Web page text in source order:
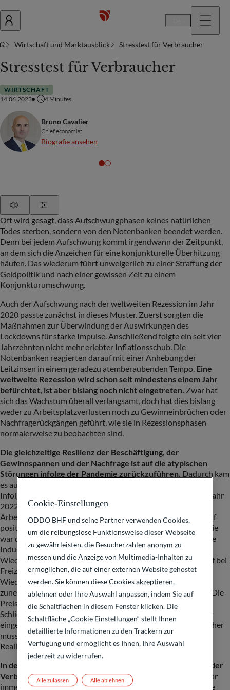
Wirtschaft und Marktausblick Stresstest für Verbraucher
Stresstest für Verbraucher
WIRTSCHAFT
14.06.2023
4 Minutes
Bruno Cavalier
Chief economist
Biografie ansehen
Oft wird gesagt, dass Aufschwungphasen keines natürlichen
Todes sterben, sondern von den Notenbanken beendet werden.
Denn bei jedem Aufschwung kommt irgendwann der Zeitpunkt,
an dem sich die Anzeichen für eine konjunkturelle Überhitzung
häufen. Das wiederum führt unweigerlich zu einer Straffung der
Geldpolitik und nach einer gewissen Zeit zu einem
Konjunkturumschwung.
Auch der Aufschwung nach der weltweiten Rezession im Jahr
2020 passte zunächst in dieses Muster. Zuerst sorgten die
Maßnahmen zur Überwindung der Auswirkungen des
Lockdowns für starke Impulse. Anschließend folgte ein seit vier
Jahrzehnten nicht mehr erlebter Inflationsschub. Die
Notenbanken reagierten darauf mit einer Anhebung der
Leitzinsen in einem geradezu atemberaubenden Tempo. Eine
weltweite Rezession wird schon seit mindestens einem Jahr
befürchtet, ist aber bislang noch nicht eingetreten. Zwar hat
sich das Wachstum überall verlangsamt, doch hat dies bislang
weder zu Arbeitsplatzverlusten noch zu Gewinneinbrüchen oder
Nachfragerückgängen geführt, wie sie in Rezessionsphasen
normalerweise zu beobachten sind.
Die gleichzeitige Resilienz der Beschäftigung, der
Gewinnspannen und der Nachfrage ist auf die atypischen
Störungen infolge der Pandemie zurückzuführen. Dadurch kam
es auf dem Arbeitsmarkt zu einem Mangel an Arbeitskräften.
Infolgedessen stellten die Unternehmen sogar noch im Frühjahr
2022, als die Erholung bereits an Schwung verlor, weiterhin
Arbeitskräfte ein. Parallel dazu mussten die Unternehmen auf
positive Nachfrageschocks reagieren. Zu Beginn der Pandemie
war die Nachfrage nach Fertigerzeugnissen hoch, wodurch die
Industrie und die Logistik unter Druck gerieten. In der
Wiederöffnungsphase herrschte dann starker Nachholbedarf bei
Freizeit-, Gastronomie- und Tourismusangeboten. Durch die
Wiederholung dieser Schocks reagierte die Nachfrage
zunehmend weniger elastisch gegenüber Preissteigerungen. Die
Preissetzungsmacht der Unternehmen hat zugenommen.
Schließlich wirkte als Puffer, dass die Haushalte aufgrund der
eingeschränkten Mobilität Ersparnisse angehäuft hatten. Daher
mussten sie ihre Ausgaben nicht einschränken, obwohl die
Reallöhne sanken.
In den nächsten Quartalen wird die Widerstandsfähigkeit der
Verbraucher auf eine harte Probe gestellt.
Erstens sind zwar
immer noch reichlich Sparüberschüsse vorhanden, doch diese
Cookie-Einstellungen
ODDO BHF und seine Partner verwenden Cookies,
um die reibungslose Funktionsweise dieser Webseite
zu gewährleisten, die Besucherzahlen anonym zu
messen und die Anzeige von Multimedia-Inhalten zu
ermöglichen, die auf einer externen Website gehostet
werden. Sie können diese Cookies akzeptieren,
ablehnen oder Ihre Auswahl anpassen, indem Sie auf
die Schaltflächen in diesem Fenster klicken. Die
Schaltfläche „Cookie Einstellungen“ stellt Ihnen
detaillierte Informationen zu den Trackern zur
Verfügung und ermöglicht es Ihnen, Ihre Auswahl
jederzeit zu widerrufen.
Alle ablehnen
Alle zulassen